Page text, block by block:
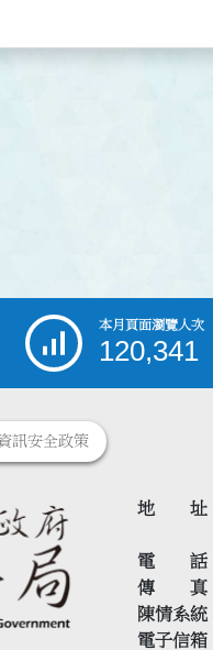
本月頁面瀏覽人次
120,341
訊安全政策
地 址
電 話
傳 真
陳情系統
電子信箱